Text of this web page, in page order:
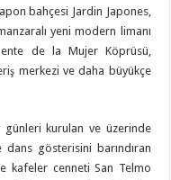
bahçesi Jardin Japones,
yeni modern limanı
de la Mujer Köprüsü,
merkezi ve daha büyükçe
günleri kurulan ve üzerinde
gösterisini barındıran
kafeler cenneti San Telmo